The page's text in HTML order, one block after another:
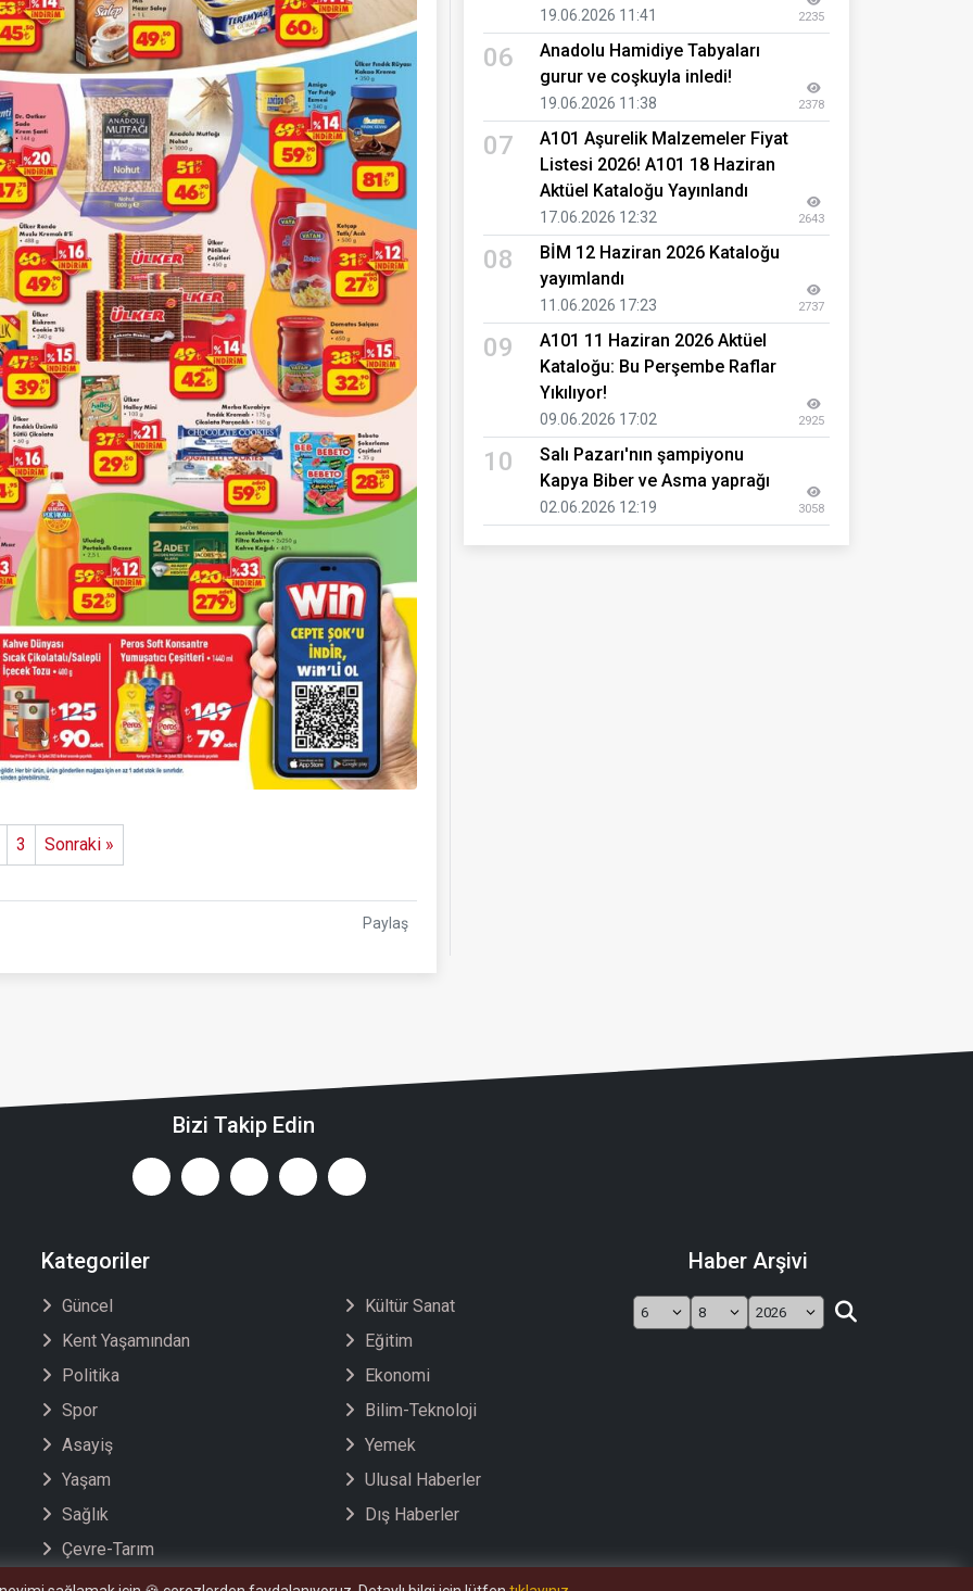
3 Sonraki »
Paylaş
19.06.2026 11:41 2235
06
Anadolu Hamidiye Tabyaları
gurur ve coşkuyla inledi!
19.06.2026 11:38 2378
07
A101 Aşurelik Malzemeler Fiyat
Listesi 2026! A101 18 Haziran
Aktüel Kataloğu Yayınlandı
17.06.2026 12:32 2643
08
BİM 12 Haziran 2026 Kataloğu
yayımlandı
11.06.2026 17:23 2737
09
A101 11 Haziran 2026 Aktüel
Kataloğu: Bu Perşembe Raflar
Yıkılıyor!
09.06.2026 17:02 2925
10
Salı Pazarı'nın şampiyonu
Kapya Biber ve Asma yaprağı
02.06.2026 12:19 3058
Bizi Takip Edin
Kategoriler
Güncel
Kent Yaşamından
Politika
Spor
Asayiş
Yaşam
Sağlık
Çevre-Tarım
Kültür Sanat
Eğitim
Ekonomi
Bilim-Teknoloji
Yemek
Ulusal Haberler
Dış Haberler
Haber Arşivi